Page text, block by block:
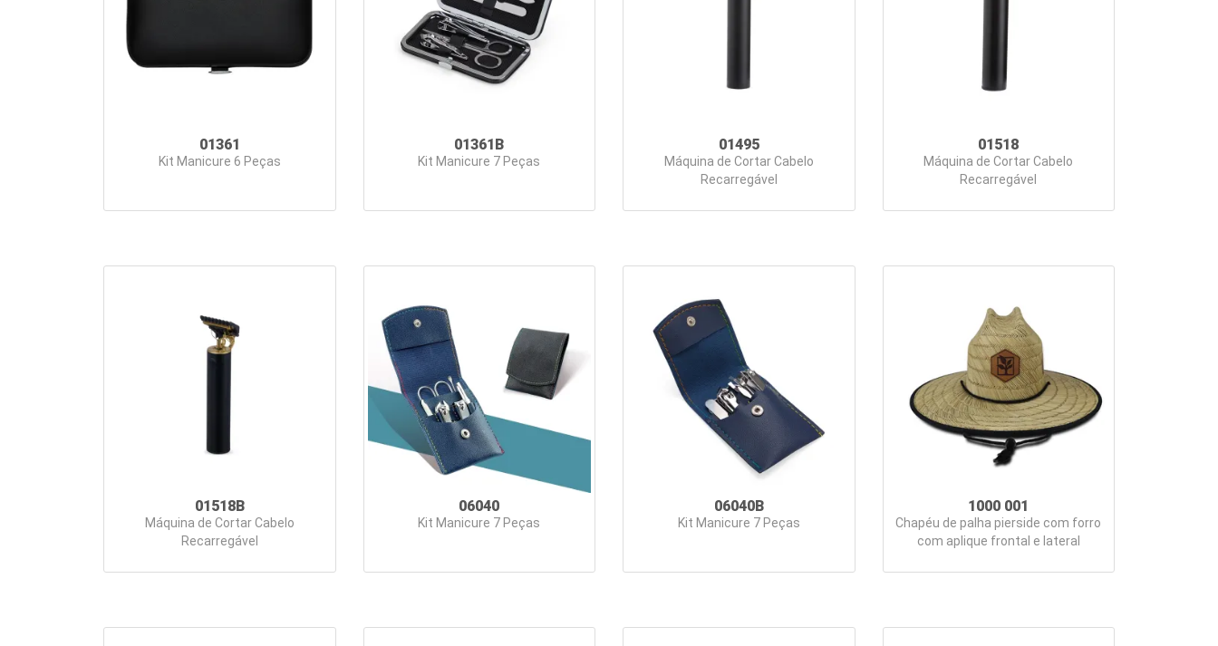
01361
Kit Manicure 6 Peças
01361B
Kit Manicure 7 Peças
01495
Máquina de Cortar Cabelo
Recarregável
01518
Máquina de Cortar Cabelo
Recarregável
01518B
Máquina de Cortar Cabelo
Recarregável
06040
Kit Manicure 7 Peças
06040B
Kit Manicure 7 Peças
1000 001
Chapéu de palha pierside com forro
com aplique frontal e lateral